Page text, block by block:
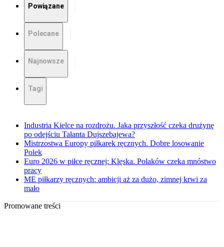
Powiązane
Polecane
Najnowsze
Tagi
Industria Kielce na rozdrożu. Jaka przyszłość czeka drużynę
po odejściu Tałanta Dujszebajewa?
Mistrzostwa Europy piłkarek ręcznych. Dobre losowanie
Polek
Euro 2026 w piłce ręcznej: Klęska. Polaków czeka mnóstwo
pracy
ME piłkarzy ręcznych: ambicji aż za dużo, zimnej krwi za
mało
Promowane treści